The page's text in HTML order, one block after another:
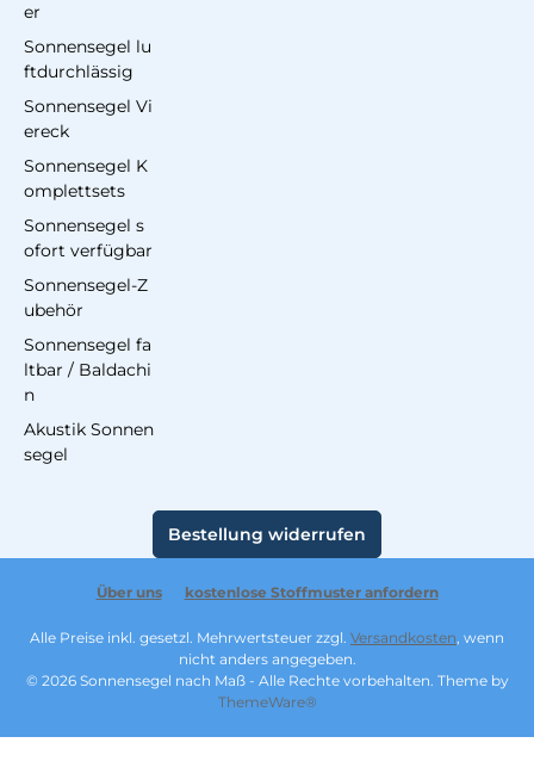
er
Sonnensegel lu
ftdurchlässig
Sonnensegel Vi
ereck
Sonnensegel K
omplettsets
Sonnensegel s
ofort verfügbar
Sonnensegel-Z
ubehör
Sonnensegel fa
ltbar / Baldachi
n
Akustik Sonnen
segel
Bestellung widerrufen
Über uns kostenlose Stoffmuster anfordern
Alle Preise inkl. gesetzl. Mehrwertsteuer zzgl. Versandkosten, wenn
nicht anders angegeben.
© 2026 Sonnensegel nach Maß - Alle Rechte vorbehalten. Theme by
ThemeWare®